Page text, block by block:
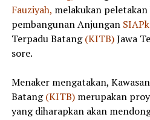
Fauziyah, melakukan
pembangunan Anjungan
Terpadu Batang(KITB)Jawa
sore.
Menaker mengatakan,
Batang(KITB)merupakan
yang diharapkan akan